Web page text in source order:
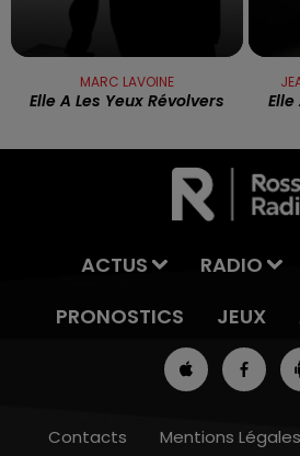
MARC LAVOINE
Elle A Les Yeux Révolvers
Elle
ACTUS RADIO
PRONOSTICS
JEUX
Contacts Mentions Légales